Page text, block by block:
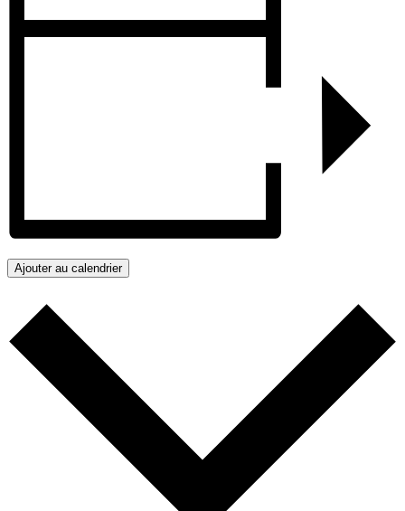
Ajouter au calendrier